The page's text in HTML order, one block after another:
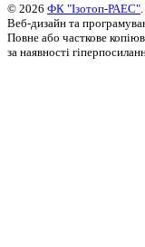
© 2026 ФК "Ізотоп-РАЕС"
Веб-дизайн та
Повне або часткове
за наявності